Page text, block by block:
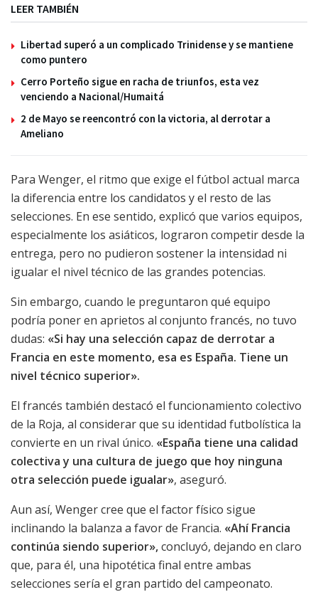
LEER TAMBIÉN
Libertad superó a un complicado Trinidense y se mantiene
como puntero
Cerro Porteño sigue en racha de triunfos, esta vez
venciendo a Nacional/Humaitá
2 de Mayo se reencontró con la victoria, al derrotar a
Ameliano
Para Wenger, el ritmo que exige el fútbol actual marca
la diferencia entre los candidatos y el resto de las
selecciones. En ese sentido, explicó que varios equipos,
especialmente los asiáticos, lograron competir desde la
entrega, pero no pudieron sostener la intensidad ni
igualar el nivel técnico de las grandes potencias.
Sin embargo, cuando le preguntaron qué equipo
podría poner en aprietos al conjunto francés, no tuvo
dudas: «Si hay una selección capaz de derrotar a
Francia en este momento, esa es España. Tiene un
nivel técnico superior».
El francés también destacó el funcionamiento colectivo
de la Roja, al considerar que su identidad futbolística la
convierte en un rival único. «España tiene una calidad
colectiva y una cultura de juego que hoy ninguna
otra selección puede igualar», aseguró.
Aun así, Wenger cree que el factor físico sigue
inclinando la balanza a favor de Francia. «Ahí Francia
continúa siendo superior»,concluyó, dejando en claro
que, para él, una hipotética final entre ambas
selecciones sería el gran partido del campeonato.